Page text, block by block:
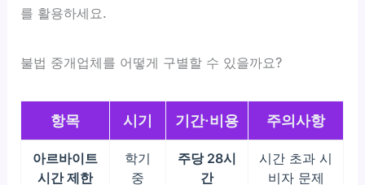
를 활용하세요.
불법 중개업체를 어떻게 구별할 수 있을까요?
항목 시기 기간·비용 주의사항
아르바이트
시간 제한
학기
중
주당 28시
간
시간 초과 시
비자 문제